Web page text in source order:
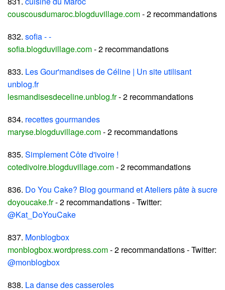
couscousdumaroc.blogduvillage.com- 2 recommandations
832. sofia - -
sofia.blogduvillage.com- 2 recommandations
833. Les Gour'mandises de Céline | Un site utilisant
unblog.fr
lesmandisesdeceline.unblog.fr- 2 recommandations
834. recettes gourmandes
maryse.blogduvillage.com- 2 recommandations
835. Simplement Côte d'ivoire !
cotedivoire.blogduvillage.com- 2 recommandations
836. Do You Cake? Blog gourmand et Ateliers pâte à sucre
doyoucake.fr- 2 recommandations - Twitter:
@Kat_DoYouCake
837. Monblogbox
monblogbox.wordpress.com- 2 recommandations - Twitter:
@monblogbox
838. La danse des casseroles